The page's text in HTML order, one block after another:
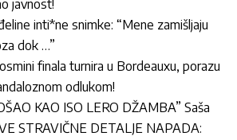
javnost!
inti*ne snimke: “Mene zamišljaju
dok …”
finala turnira u Bordeauxu, porazu
odlukom!
KAO ISO LERO DŽAMBA” Saša
STRAVIČNE DETALJE NAPADA: